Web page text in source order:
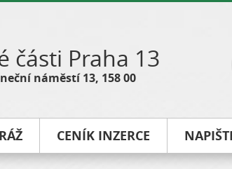
části Praha 13
náměstí 13, 158 00
CENÍK INZERCE